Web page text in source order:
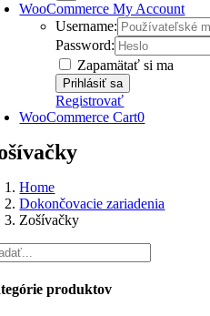
WooCommerce My Account
Username:
Password:
Zapamätať si ma
Registrovať
WooCommerce Cart0
Home
Dokončovacie zariadenia
Zošívačky
produktov